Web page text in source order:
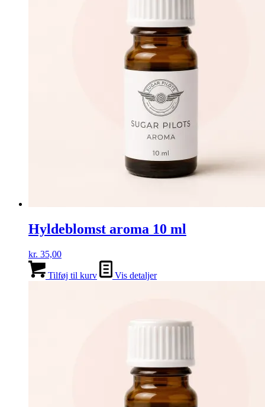
Hyldeblomst aroma 10 ml
kr. 35,00
Tilføj til kurv Vis detaljer